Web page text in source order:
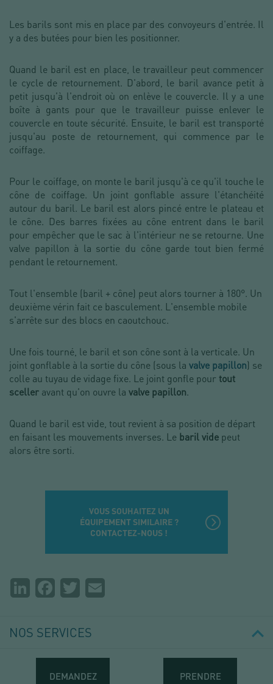
Les barils sont mis en place par des convoyeurs d'entrée. Il
y a des butées pour bien les positionner.
Quand le baril est en place, le travailleur peut commencer
le cycle de retournement. D'abord, le baril avance petit à
petit jusqu'à l'endroit où on enlève le couvercle. Il y a une
boîte à gants pour que le travailleur puisse enlever le
couvercle en toute sécurité. Ensuite, le baril est transporté
jusqu'au poste de retournement, qui commence par le
coiffage.
Pour le coiffage, on monte le baril jusqu'à ce qu'il touche le
cône de coiffage. Un joint gonflable assure l'étanchéité
autour du baril. Le baril est alors pincé entre le plateau et
le cône. Des barres fixées au cône entrent dans le baril
pour empêcher que le sac à l'intérieur ne se retourne. Une
valve papillon à la sortie du cône garde tout bien fermé
pendant le retournement.
Tout l'ensemble (baril + cône) peut alors tourner à 180°. Un
deuxième vérin fait ce basculement. L'ensemble mobile
s'arrête sur des blocs en caoutchouc.
Une fois tourné, le baril et son cône sont à la verticale. Un
joint gonflable à la sortie du cône (sous la valve papillon) se
colle au tuyau de vidage fixe. Le joint gonfle pour tout
sceller avant qu'on ouvre la valve papillon.
Quand le baril est vide, tout revient à sa position de départ
en faisant les mouvements inverses. Le baril vide peut
alors être sorti.
VOUS SOUHAITEZ UN
ÉQUIPEMENT SIMILAIRE ?
CONTACTEZ-NOUS !
Partager
page
LinkedInFacebookTwitter
NOS SERVICES
DEMANDEZ
PRENDRE